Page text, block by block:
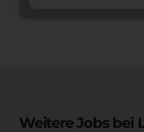
Weitere Jobs bei